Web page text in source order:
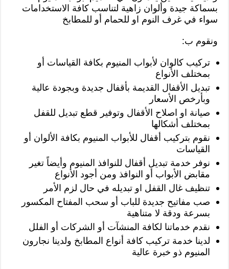
بسماكة جيدة وألوان زاهية لتناسب كافة الاستخدامات
سواء في غرف النوم او للحمام أو للمطابخ
ونقوم ب:
تركيب كالوان لأبواب المنيوم بكافة القياسات أو
بمختلف الأنواع
تبديل الأقفال القديمة بأقفال جديدة وبجودة عالية
وبأرخص الأسعار
صيانة او اصلاح الأقفال وتوفير قطع تبديل للقفل
بمختلف أشكالها
نقوم بتركيب أقفال للأبواب المنيوم بكافة الألوان أو
القياسات
نوفر خدمة تبديل أقفال للنوافذ المنيوم وأيضاً تغير
مقابض الأبواب أو النوافذ ومن أجود الأنواع
تنظيف غال القفل او تبديله في حال لزم الأمر
صب مفاتيح جديدة للباب أو سحب المفتاح المكسور
بسرعة ودقة لا متناهية
نقدم خدماتنا لكافة المنشآت أو الشركات أو الفلل
لدينا خدمة تركيب كافة أنواع المطابخ ولدينا نجارون
المنيوم ذو خبرة عالية